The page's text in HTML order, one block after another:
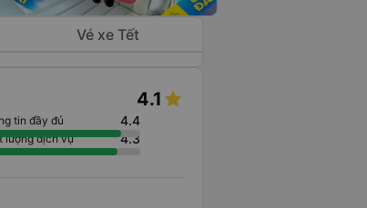
Vé xe Tết
4.1
tin đầy đủ 4.4
lượng dịch vụ 4.3